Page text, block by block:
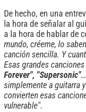
De hecho, en una
la hora de señalar al
a la hora de hablar de
mundo, créeme, lo
canción sencilla. Y
Esas grandes
Forever", "Supersonic"
simplemente a guitarra
convierten esas
vulnerable".